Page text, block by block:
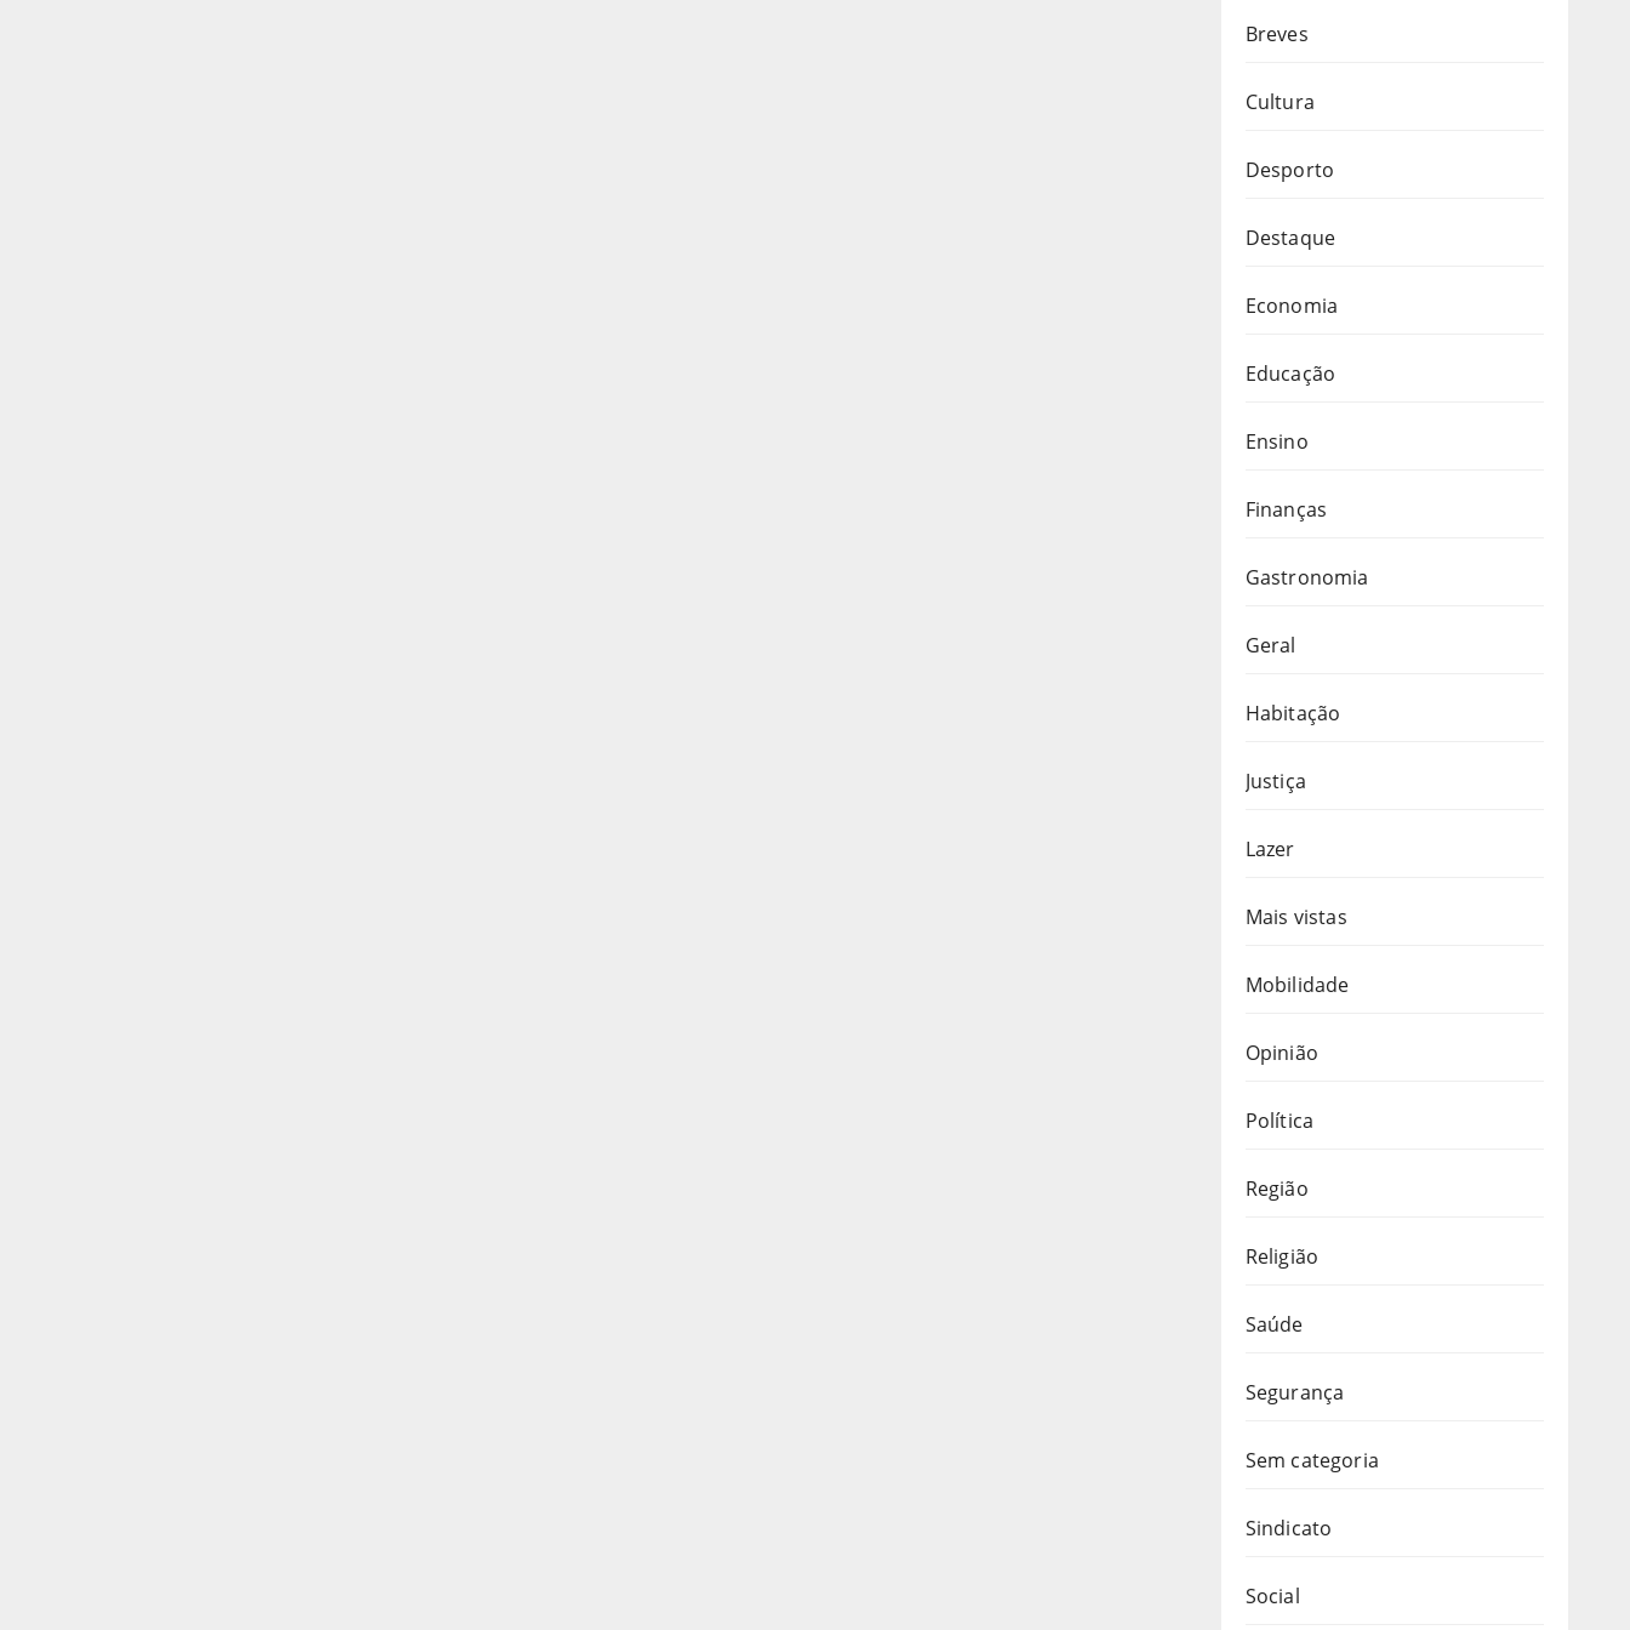
Breves
Cultura
Desporto
Destaque
Economia
Educação
Ensino
Finanças
Gastronomia
Geral
Habitação
Justiça
Lazer
Mais vistas
Mobilidade
Opinião
Política
Região
Religião
Saúde
Segurança
Sem categoria
Sindicato
Social